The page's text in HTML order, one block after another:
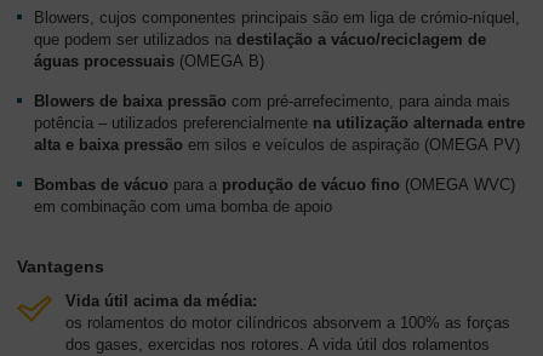
Blowers, cujos componentes principais são em liga de crómio-níquel,
que podem ser utilizados na destilação a vácuo/reciclagem de
águas processuais (OMEGA B)
Blowers de baixa pressão com pré-arrefecimento, para ainda mais
potência – utilizados preferencialmente na utilização alternada entre
alta e baixa pressão em silos e veículos de aspiração (OMEGA PV)
Bombas de vácuo para a produção de vácuo fino (OMEGA WVC)
em combinação com uma bomba de apoio
Vantagens
Vida útil acima da média:
os rolamentos do motor cilíndricos absorvem a 100% as forças
dos gases, exercidas nos rotores. A vida útil dos rolamentos